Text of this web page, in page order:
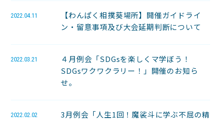
2022.04.11
【わんぱく相撲葵場所】開催ガイドライ
ン・留意事項及び大会延期判断について
2022.03.21
４月例会「SDGsを楽しくマ学ぼう！
SDGsワクワクラリー！」開催のお知ら
せ。
2022.02.02
3月例会「人生1回！魔裟斗に学ぶ不屈の精